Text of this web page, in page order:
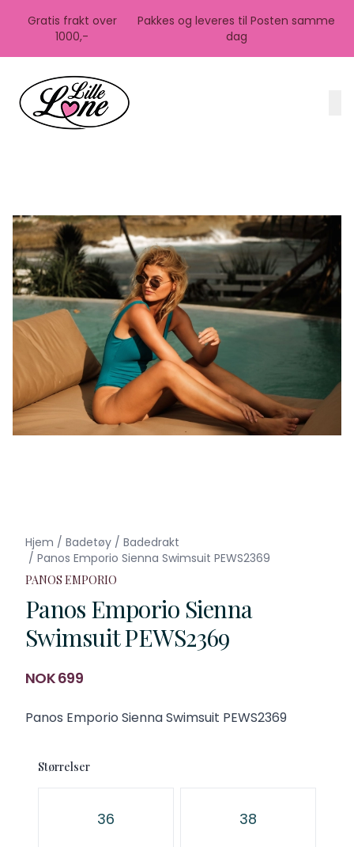
Gratis frakt over
1000,-
Pakkes og leveres til Posten samme
dag
Hjem / Badetøy / Badedrakt
/ Panos Emporio Sienna Swimsuit PEWS2369
PANOS EMPORIO
Panos Emporio Sienna
Swimsuit PEWS2369
Produktdetaljer
NOK 699
Description
Panos Emporio Sienna Swimsuit PEWS2369
Størrelser
Velg en Størrelser
36 38